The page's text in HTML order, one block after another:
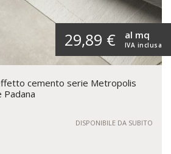
29,89 € IVA inclusa
al mq
cemento serie Metropolis
Padana
DISPONIBILE DA SUBITO